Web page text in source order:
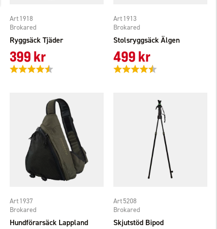
Ryggsäck Tjäder
Brokared
1918
399 kr
Betyg:
Stolsryggsäck Älgen
Brokared
1913
499 kr
Betyg:
Hundförarsäck Lappland
Brokared
1937
Skjutstöd Bipod
Brokared
5208